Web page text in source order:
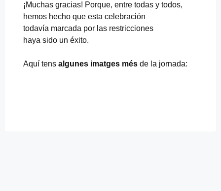
e
l
o
s
j
¡Muchas gracias! Porque, entre todas y todos,
hemos hecho que esta celebración
todavía marcada por las restricciones
haya sido un éxito.
Aquí tens algunes imatges més de la jornada: